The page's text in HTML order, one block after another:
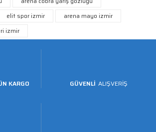
elit spor izmir
arena mayo izmir
izmir
KARGO GÜVENLİ ALIŞVERİŞ